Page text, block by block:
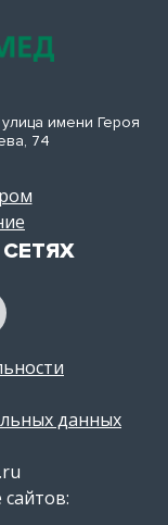
улица имени Героя
74
данных